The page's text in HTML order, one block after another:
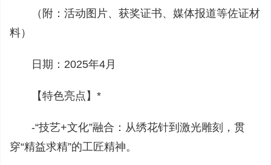
（附：活动图片、获奖证书、媒体报道等佐证材
料）
日期：2025年4月
【特色亮点】*
-“技艺+文化”融合：从绣花针到激光雕刻，贯
穿“精益求精”的工匠精神。